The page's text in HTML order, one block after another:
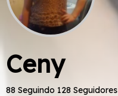
Ceny
88 Seguindo 128 Seguidores